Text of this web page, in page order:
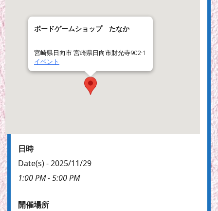
ボードゲームショップ たなか
宮崎県日向市 宮崎県日向市財光寺902-1
イベント
日時
Date(s) - 2025/11/29
1:00 PM - 5:00 PM
開催場所